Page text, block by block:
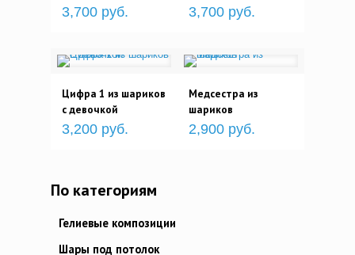
3,700 руб. 3,700 руб.
Цифра 1 из шариков
с девочкой
3,200 руб.
Медсестра из
шариков
2,900 руб.
По категориям
Гелиевые композиции
Шары под потолок